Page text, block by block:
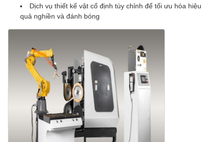
Dịch vụ thiết kế vật cố định tùy chỉnh để tối ưu hóa hiệu
quả nghiền và đánh bóng